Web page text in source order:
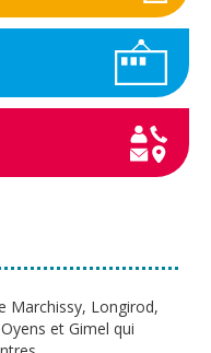
Marchissy, Longirod,
et Gimel qui